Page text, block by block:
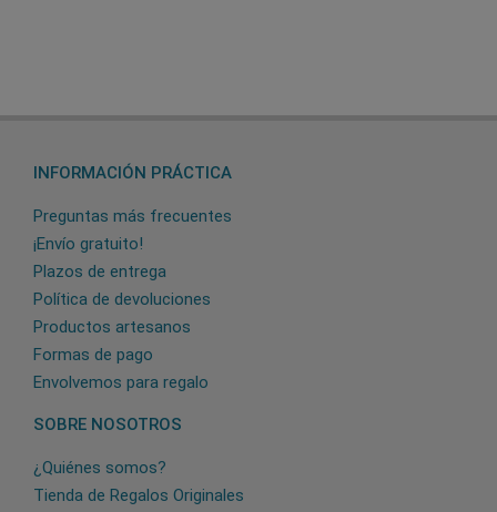
INFORMACIÓN PRÁCTICA
Preguntas más frecuentes
¡Envío gratuito!
Plazos de entrega
Política de devoluciones
Productos artesanos
Formas de pago
Envolvemos para regalo
SOBRE NOSOTROS
¿Quiénes somos?
Tienda de Regalos Originales